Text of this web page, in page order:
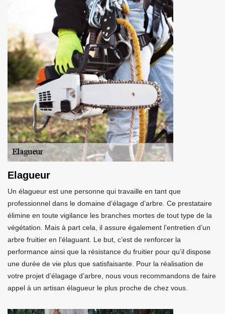
Elagueur
Un élagueur est une personne qui travaille en tant que
professionnel dans le domaine d’élagage d’arbre. Ce prestataire
élimine en toute vigilance les branches mortes de tout type de la
végétation. Mais à part cela, il assure également l’entretien d’un
arbre fruitier en l’élaguant. Le but, c’est de renforcer la
performance ainsi que la résistance du fruitier pour qu’il dispose
une durée de vie plus que satisfaisante. Pour la réalisation de
votre projet d’élagage d’arbre, nous vous recommandons de faire
appel à un artisan élagueur le plus proche de chez vous.